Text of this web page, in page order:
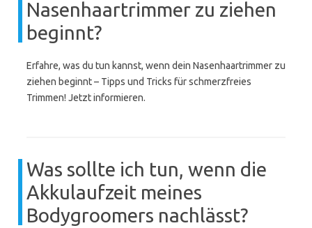
Nasenhaartrimmer zu ziehen
beginnt?
Erfahre, was du tun kannst, wenn dein Nasenhaartrimmer zu
ziehen beginnt – Tipps und Tricks für schmerzfreies
Trimmen! Jetzt informieren.
Was sollte ich tun, wenn die
Akkulaufzeit meines
Bodygroomers nachlässt?